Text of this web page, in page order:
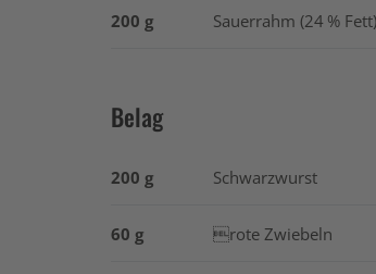
200 g Sauerrahm (24 % Fett)
Belag
200 g Schwarzwurst
60 g rote Zwiebeln